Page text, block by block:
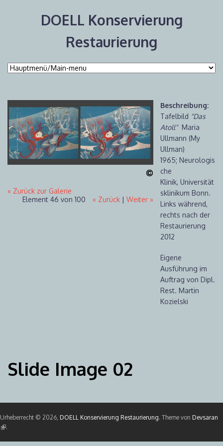
DOELL Konservierung
Restaurierung
« Zurück zur Galerie
Element 46 von 100
« Zurück| Weiter »
Beschreibung:
Tafelbild "Das
Atoll"Maria
Ullmann (My
Ullman)
1965; Neurologis
che
Klinik, Universität
sklinikum Bonn.
Links während,
rechts nach der
Restaurierung
2012
Eigene
Ausführung im
Auftrag von Dipl.
Rest. Martin
Kozielski
Slide Image 02
Urheberrecht © 2026, DOELL Konservierung Restaurierung. Theme von Devsaran
(Link ist extern)
.